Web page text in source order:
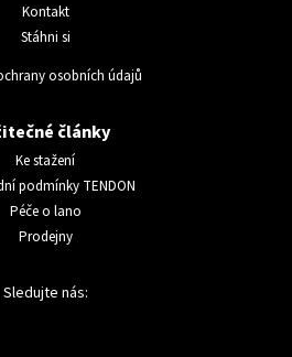
Kontakt
Stáhni si
osobních údajů
články
Ke stažení
podmínky TENDON
Péče o lano
Prodejny
Sledujte nás: